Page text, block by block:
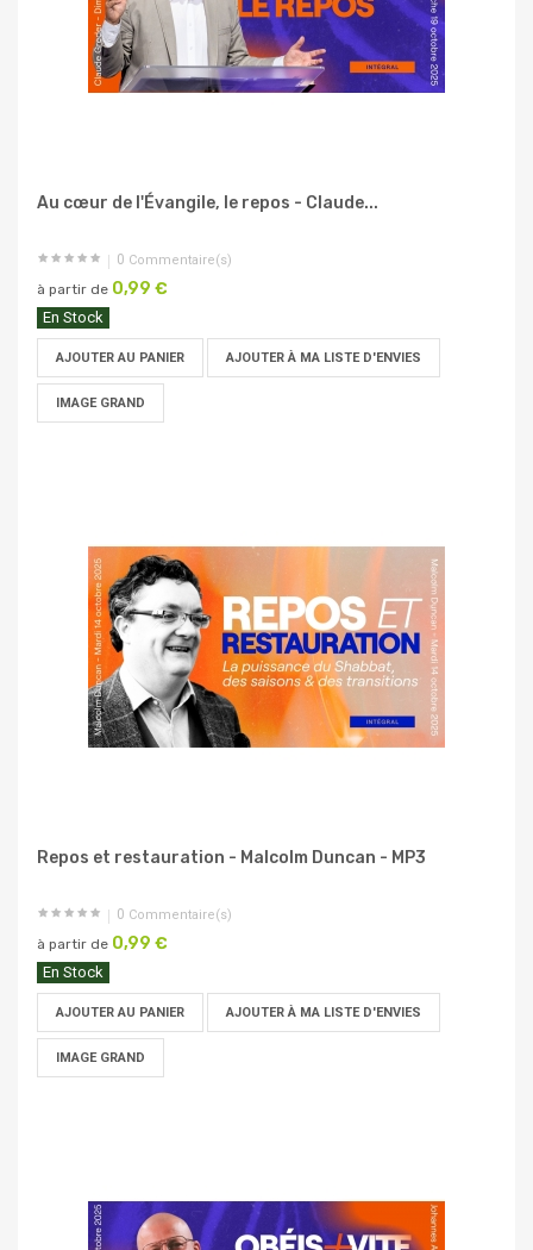
Au cœur de l'Évangile, le repos - Claude...
0 Commentaire(s)
à partir de 0,99 €
En Stock
AJOUTER AU PANIER AJOUTER À MA LISTE D'ENVIES
IMAGE GRAND
Repos et restauration - Malcolm Duncan - MP3
0 Commentaire(s)
à partir de 0,99 €
En Stock
AJOUTER AU PANIER AJOUTER À MA LISTE D'ENVIES
IMAGE GRAND